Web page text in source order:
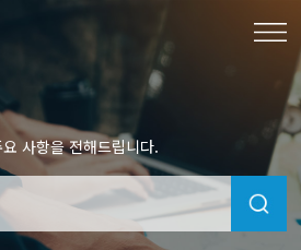
사항을 전해드립니다.